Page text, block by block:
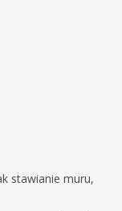
stawianie muru,